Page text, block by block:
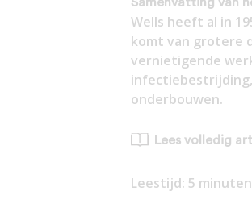
Wells heeft al in
komt van grotere
vernietigende
onderbouwen.
Lees volledig
Leestijd: 5 minuten